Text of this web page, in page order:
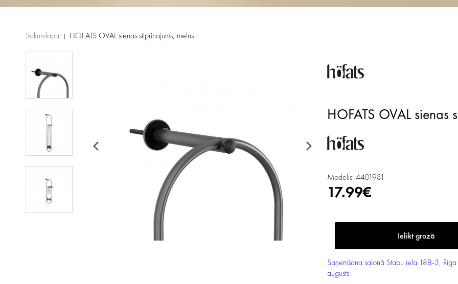
Sākumlapa HOFATS OVAL sienas stiprinājums, melns
HOFATS OVAL
Modelis: 4401981
17.99€
Saņemšana salonā Stabu iela 18B-3, Rīga
augusts